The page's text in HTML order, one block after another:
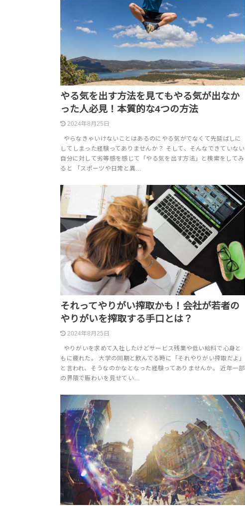
やる気を出す方法を見てもやる気が出なか
った人必見！本質的な4つの方法
2024年8月25日
やらなきゃいけないことはあるのにやる気がでなくて先延ばしに
してしまった経験ってありませんか？ そして、そんなできていない
自分に対して劣等感を感じて「やる気を出す方法」と検索をしてみ
ると 「スポーツや日常と異…
それってやりがい搾取かも！会社が若者の
やりがいを搾取する手口とは？
2024年8月25日
やりがいを求めて入社したけどサービス残業や低い給料で心身と
もに疲れた。 大学の同期と飲んでる時に「それやりがい搾取だよ」
と言われ、そうなのかなとなった経験ってありませんか。 近年一部
の界隈で賑わいを見せてい…